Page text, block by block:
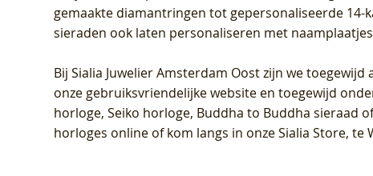
gemaakte diamantringen tot gepersonaliseerde 14-
sieraden ook laten personaliseren met
BijSialia Juwelier Amsterdam Oostzijn we toegewijd
onze gebruiksvriendelijke website en toegewijd
horloge, Seiko horloge, Buddha to Buddha sieraad
horloges online of kom langs in onze Sialia Store, te